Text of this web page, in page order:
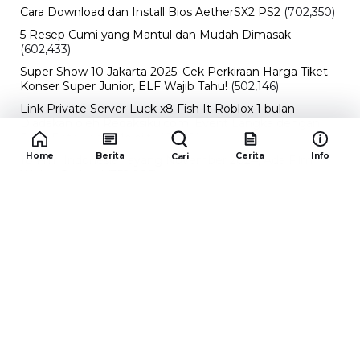
Cara Download dan Install Bios AetherSX2 PS2 (702,350)
5 Resep Cumi yang Mantul dan Mudah Dimasak
(602,433)
Super Show 10 Jakarta 2025: Cek Perkiraan Harga Tiket
Konser Super Junior, ELF Wajib Tahu! (502,146)
Link Private Server Luck x8 Fish It Roblox 1 bulan
Diadakan oleh Redaksiku.com: Event Langka dengan
Drop Rate yang Melejit
(424,819)
10 Film Indonesia Tayang November 2024, Ada Film
Home Berita Cari Cerita Info